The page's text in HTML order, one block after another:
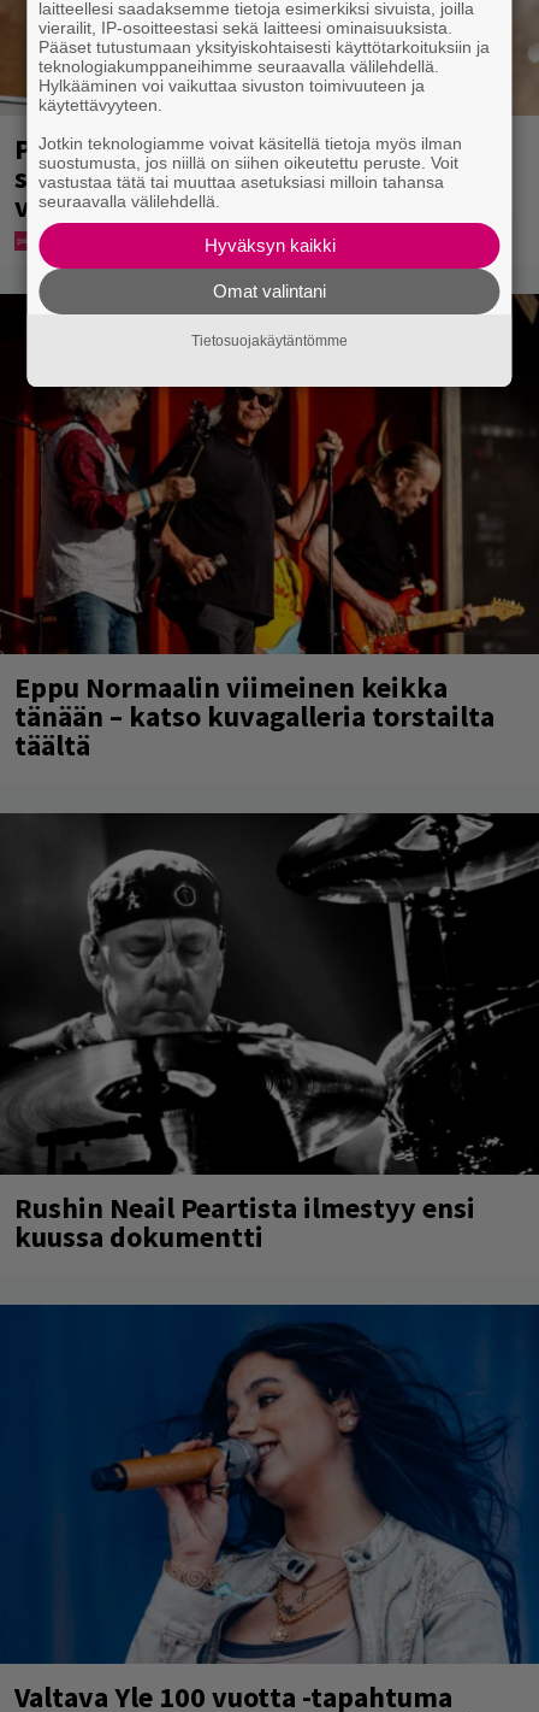
Pohjois-Korea neuvoo kansalaisiaan
selviämään helteistä syömällä
viilentävää koiraa
Eppu Normaalin viimeinen keikka
tänään – katso kuvagalleria torstailta
täältä
Rushin Neail Peartista ilmestyy ensi
kuussa dokumentti
Valtava Yle 100 vuotta -tapahtuma
laitteellesi saadaksemme tietoja esimerkiksi sivuista, joilla
vierailit, IP-osoitteestasi sekä laitteesi ominaisuuksista.
Pääset tutustumaan yksityiskohtaisesti käyttötarkoituksiin ja
teknologiakumppaneihimme seuraavalla välilehdellä.
Hylkääminen voi vaikuttaa sivuston toimivuuteen ja
käytettävyyteen.
Jotkin teknologiamme voivat käsitellä tietoja myös ilman
suostumusta, jos niillä on siihen oikeutettu peruste. Voit
vastustaa tätä tai muuttaa asetuksiasi milloin tahansa
seuraavalla välilehdellä.
Hyväksyn kaikki
Omat valintani
Tietosuojakäytäntömme